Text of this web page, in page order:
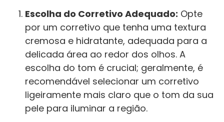
Escolha do Corretivo Adequado: Opte
por um corretivo que tenha uma textura
cremosa e hidratante, adequada para a
delicada área ao redor dos olhos. A
escolha do tom é crucial; geralmente, é
recomendável selecionar um corretivo
ligeiramente mais claro que o tom da sua
pele para iluminar a região.